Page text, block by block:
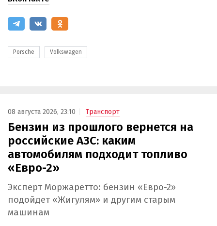
Porsche Volkswagen
08 августа 2026, 23:10 Транспорт
Бензин из прошлого вернется на
российские АЗС: каким
автомобилям подходит топливо
«Евро-2»
Эксперт Моржаретто: бензин «Евро-2»
подойдет «Жигулям» и другим старым
машинам